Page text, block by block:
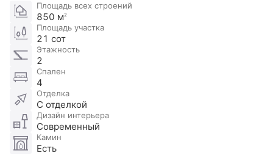
Площадь всех строений
850 м2
Площадь участка
21 сот
Этажность
2
Спален
4
Отделка
С отделкой
Дизайн интерьера
Современный
Камин
Есть